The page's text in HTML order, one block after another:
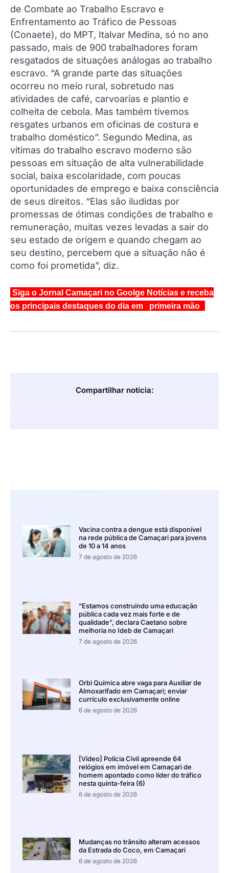
de Combate ao Trabalho Escravo e
Enfrentamento ao Tráfico de Pessoas
(Conaete), do MPT, Italvar Medina, só no ano
passado, mais de 900 trabalhadores foram
resgatados de situações análogas ao trabalho
escravo. “A grande parte das situações
ocorreu no meio rural, sobretudo nas
atividades de café, carvoarias e plantio e
colheita de cebola. Mas também tivemos
resgates urbanos em oficinas de costura e
trabalho doméstico”. Segundo Medina, as
vítimas do trabalho escravo moderno são
pessoas em situação de alta vulnerabilidade
social, baixa escolaridade, com poucas
oportunidades de emprego e baixa consciência
de seus direitos. “Elas são iludidas por
promessas de ótimas condições de trabalho e
remuneração, muitas vezes levadas a sair do
seu estado de origem e quando chegam ao
seu destino, percebem que a situação não é
como foi prometida”, diz.
Siga o Jornal Camaçari no Goolge Notícias e receba
os principais destaques do dia em primeira mão
Compartilhar notícia:
Vacina contra a dengue está disponível
na rede pública de Camaçari para jovens
de 10 a 14 anos
7 de agosto de 2026
“Estamos construindo uma educação
pública cada vez mais forte e de
qualidade”, declara Caetano sobre
melhoria no Ideb de Camaçari
7 de agosto de 2026
Orbi Química abre vaga para Auxiliar de
Almoxarifado em Camaçari; enviar
currículo exclusivamente online
6 de agosto de 2026
[Vídeo] Polícia Civil apreende 64
relógios em imóvel em Camaçari de
homem apontado como líder do tráfico
nesta quinta-feira (6)
6 de agosto de 2026
Mudanças no trânsito alteram acessos
da Estrada do Coco, em Camaçari
6 de agosto de 2026